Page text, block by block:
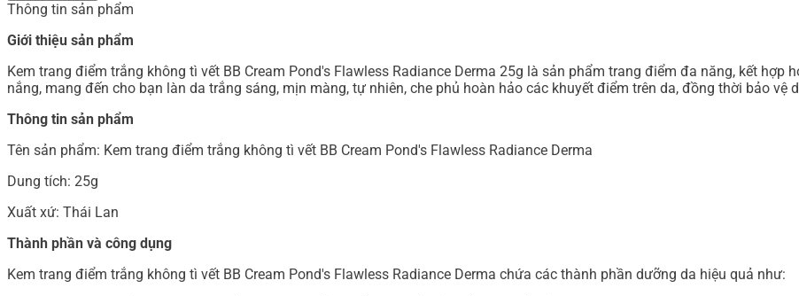
Thông tin sản phẩm
Giới thiệu sản phẩm
Kem trang điểm trắng không tì vết BB Cream Pond's Flawless Radiance Derma 25g là sản phẩm trang điểm đa năng, kết hợp
nắng, mang đến cho bạn làn da trắng sáng, mịn màng, tự nhiên, che phủ hoàn hảo các khuyết điểm trên da, đồng thời bảo vệ
Thông tin sản phẩm
Tên sản phẩm: Kem trang điểm trắng không tì vết BB Cream Pond's Flawless Radiance Derma
Dung tích: 25g
Xuất xứ: Thái Lan
Thành phần và công dụng
Kem trang điểm trắng không tì vết BB Cream Pond's Flawless Radiance Derma chứa các thành phần dưỡng da hiệu quả như: